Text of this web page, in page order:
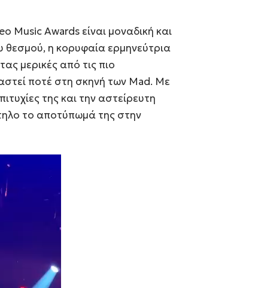
Music Awards είναι μοναδική και
θεσμού, η κορυφαία ερμηνεύτρια
μερικές από τις πιο
ποτέ στη σκηνή των Mad. Με
της και την αστείρευτη
το αποτύπωμά της στην